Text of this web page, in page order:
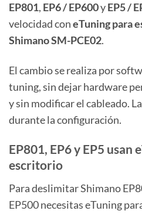
EP801, EP6 / EP600yEP5 /
velocidad coneTuning para
Shimano SM-PCE02.
El cambio se realiza por
tuning, sin dejar hardware
y sin modificar el cableado.
durante la configuración.
EP801, EP6 y EP5 usan
escritorio
Para deslimitar Shimano
EP500 necesitas eTuning